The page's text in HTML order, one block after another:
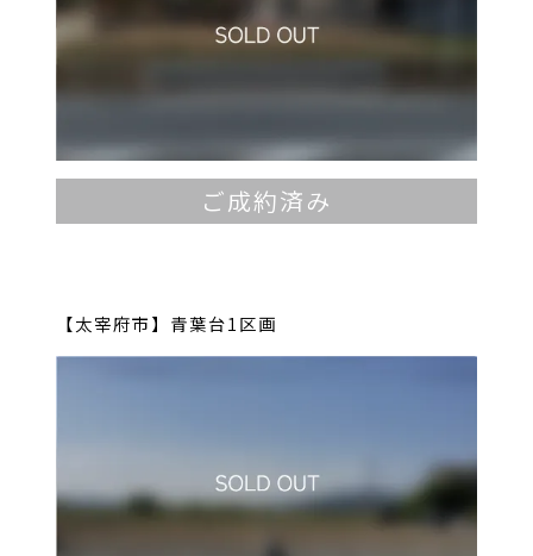
ご成約済み
【太宰府市】青葉台1区画